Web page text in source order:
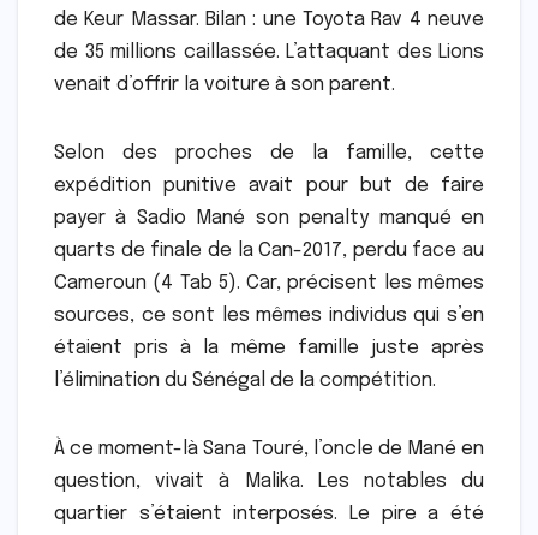
de Keur Massar. Bilan : une Toyota Rav 4 neuve
de 35 millions caillassée. L’attaquant des Lions
venait d’offrir la voiture à son parent.
Selon des proches de la famille, cette
expédition punitive avait pour but de faire
payer à Sadio Mané son penalty manqué en
quarts de finale de la Can-2017, perdu face au
Cameroun (4 Tab 5). Car, précisent les mêmes
sources, ce sont les mêmes individus qui s’en
étaient pris à la même famille juste après
l’élimination du Sénégal de la compétition.
À ce moment-là Sana Touré, l’oncle de Mané en
question, vivait à Malika. Les notables du
quartier s’étaient interposés. Le pire a été